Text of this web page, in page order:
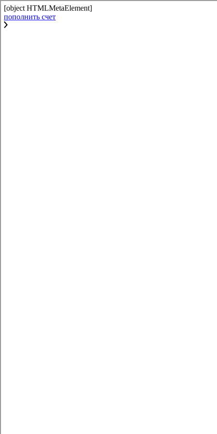
[object HTMLMetaElement]
пополнить счет